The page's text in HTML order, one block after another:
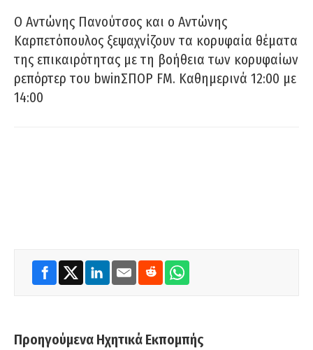
Ο Αντώνης Πανούτσος και ο Αντώνης
Καρπετόπουλος ξεψαχνίζουν τα κορυφαία θέματα
της επικαιρότητας με τη βοήθεια των κορυφαίων
ρεπόρτερ του bwinΣΠΟΡ FM. Καθημερινά 12:00 με
14:00
Προηγούμενα Ηχητικά Εκπομπής